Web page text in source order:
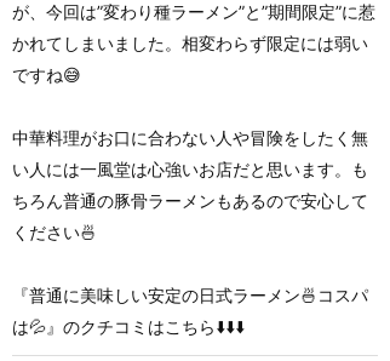
が、今回は”変わり種ラーメン”と”期間限定”に惹
かれてしまいました。相変わらず限定には弱い
ですね😅
中華料理がお口に合わない人や冒険をしたく無
い人には一風堂は心強いお店だと思います。も
ちろん普通の豚骨ラーメンもあるので安心して
ください🍜
『普通に美味しい安定の日式ラーメン🍜コスパ
は💦』のクチコミはこちら⬇️⬇️⬇️